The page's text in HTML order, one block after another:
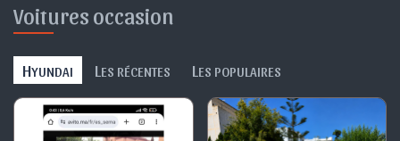
Voitures occasion
HYUNDAI L ES RÉCENTES L ES POPULAIRES